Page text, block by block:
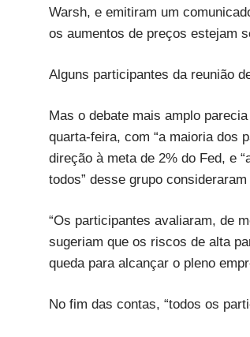
Warsh, e emitiram um
os aumentos de preços estejam
Alguns participantes da reunião
Mas o debate mais amplo
quarta-feira, com “a maioria dos
direção à meta de 2% do Fed, e
todos” desse grupo
“Os participantes avaliaram, de
sugeriam que os riscos de alta
queda para alcançar o pleno
No fim das contas, “todos os